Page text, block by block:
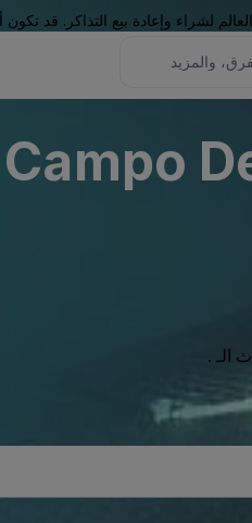
لشراء وإعادة بيع التذاكر. قد تكون
Campo
الـ .